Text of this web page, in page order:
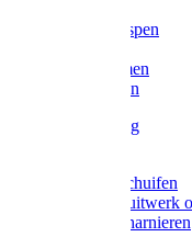
Vijlen / Raspen
Lijmklemmen
Waterpassen
Bouwbeslag
Grendels/schuifen
Hang en sluitwerk
Hengen/scharnieren